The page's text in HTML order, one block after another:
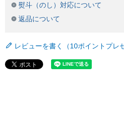
熨斗（のし）対応について
返品について
レビューを書く（10ポイントプレ